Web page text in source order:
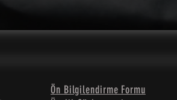
Ön Bilgilendirme Formu